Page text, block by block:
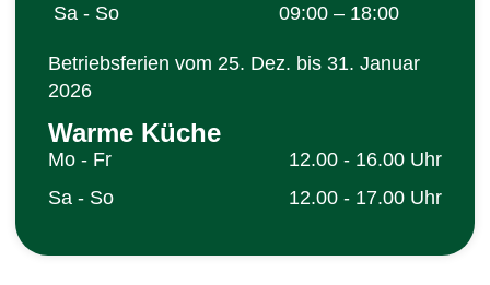
Sa - So
09:00 – 18:00
Betriebsferien vom 25. Dez. bis 31. Januar
2026
Warme Küche
Mo - Fr
12.00 - 16.00 Uhr
Sa - So
12.00 - 17.00 Uhr